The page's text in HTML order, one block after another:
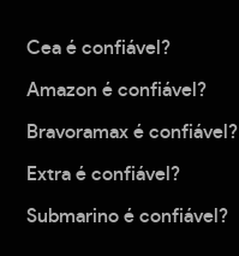
Cea é confiável?
Amazon é confiável?
Bravoramax é confiável?
Extra é confiável?
Submarino é confiável?